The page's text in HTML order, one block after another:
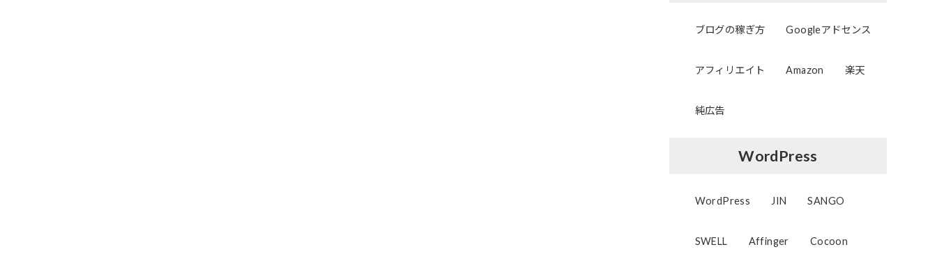
ブログの稼ぎ方 Googleアドセンス
アフィリエイト Amazon 楽天
純広告
WordPress
WordPress JIN SANGO
SWELL Affinger Cocoon